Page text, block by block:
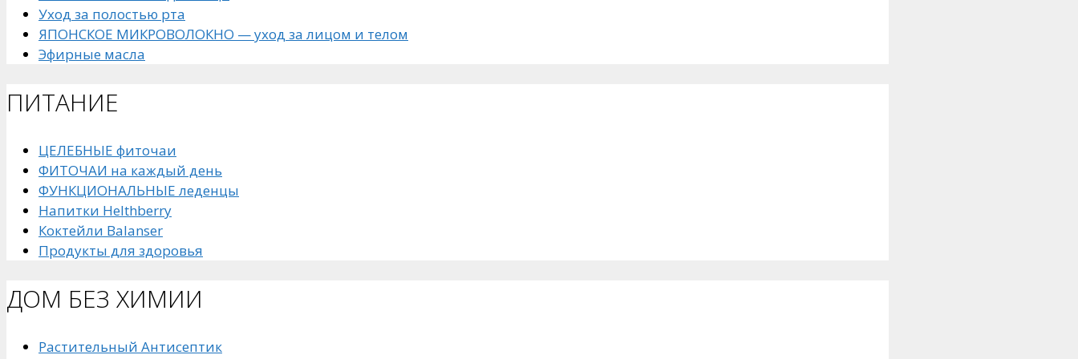
Уход за полостью рта
ЯПОНСКОЕ МИКРОВОЛОКНО — уход за лицом и телом
Эфирные масла
ПИТАНИЕ
ЦЕЛЕБНЫЕ фиточаи
ФИТОЧАИ на каждый день
ФУНКЦИОНАЛЬНЫЕ леденцы
Напитки Helthberry
Коктейли Balanser
Продукты для здоровья
ДОМ БЕЗ ХИМИИ
Растительный Антисептик